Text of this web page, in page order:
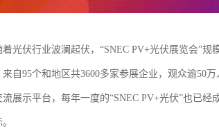
光伏行业波澜起伏，“SNEC PV+光伏展览会”规
来自95个和地区共3600多家参展企业，观众逾50
流展示平台，每年一度的“SNEC PV+光伏”也已